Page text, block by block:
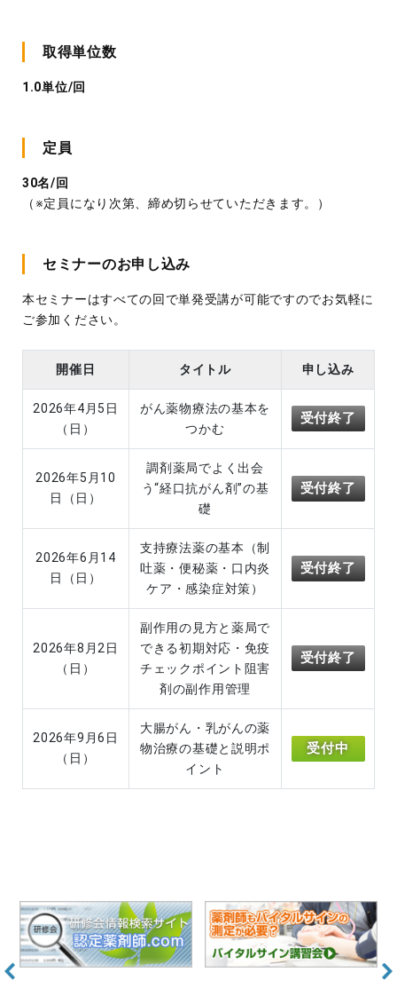
取得単位数
1.0単位/回
定員
30名/回
（※定員になり次第、締め切らせていただきます。）
セミナーのお申し込み
本セミナーはすべての回で単発受講が可能ですのでお気軽に
ご参加ください。
開催日 タイトル 申し込み
2026年4月5日
（日）
がん薬物療法の基本を
つかむ
受付終了
2026年5月10
日（日）
調剤薬局でよく出会
う“経口抗がん剤”の基
礎
受付終了
2026年6月14
日（日）
支持療法薬の基本（制
吐薬・便秘薬・口内炎
ケア・感染症対策）
受付終了
2026年8月2日
（日）
副作用の見方と薬局で
できる初期対応・免疫
チェックポイント阻害
剤の副作用管理
受付終了
2026年9月6日
（日）
大腸がん・乳がんの薬
物治療の基礎と説明ポ
イント
受付中